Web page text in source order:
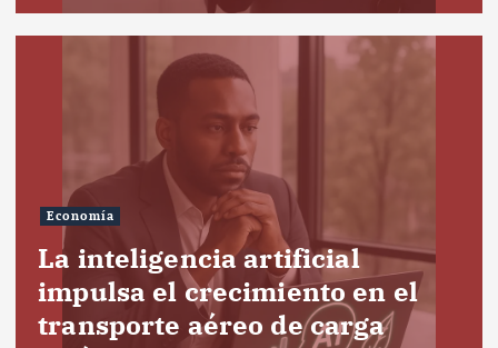
Economía
La inteligencia artificial
impulsa el crecimiento en el
transporte aéreo de carga